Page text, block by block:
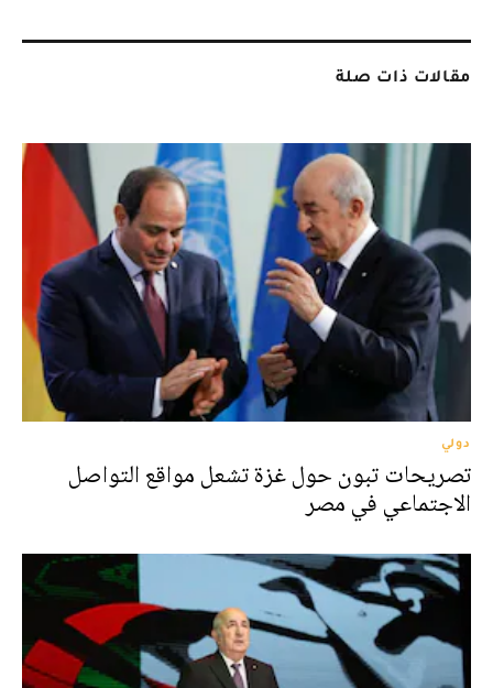
مقالات ذات صلة
دولي
تصريحات تبون حول غزة تشعل مواقع التواصل
الاجتماعي في مصر